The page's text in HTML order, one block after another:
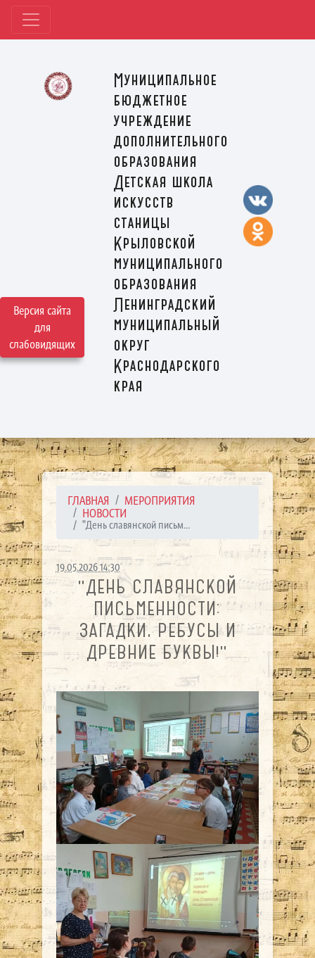
Версия сайта
для
слабовидящих
Муниципальное
бюджетное
учреждение
дополнительного
образования
Детская школа
искусств
станицы
Крыловской
муниципального
образования
Ленинградский
муниципальный
округ
Краснодарского
края
ГЛАВНАЯ
МЕРОПРИЯТИЯ
НОВОСТИ
"День славянской письм...
19.05.2026 14:30
"ДЕНЬ СЛАВЯНСКОЙ
ПИСЬМЕННОСТИ:
ЗАГАДКИ, РЕБУСЫ И
ДРЕВНИЕ БУКВЫ!"